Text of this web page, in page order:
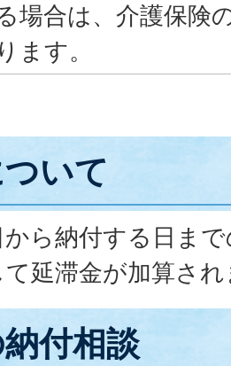
場合は、介護保険
ます。
いて
ら納付する日ま
延滞金が加算さ
付相談